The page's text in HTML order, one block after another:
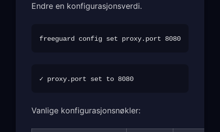
Endre en konfigurasjonsverdi.
Vanlige konfigurasjonsnøkler: